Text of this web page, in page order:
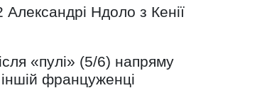
Ндоло з Кенії
«пулі» (5/6) напряму
француженці